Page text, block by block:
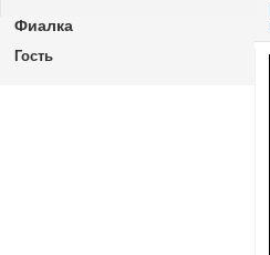
Фиалка
Гость